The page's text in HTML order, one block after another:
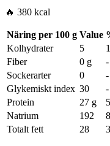
🔥 380 kcal
Näring per 100 g Value
Kolhydrater
5
Fiber
0 g
-
Sockerarter
0
-
Glykemiskt index 30
-
Protein
27 g
Natrium
192
Totalt fett
28